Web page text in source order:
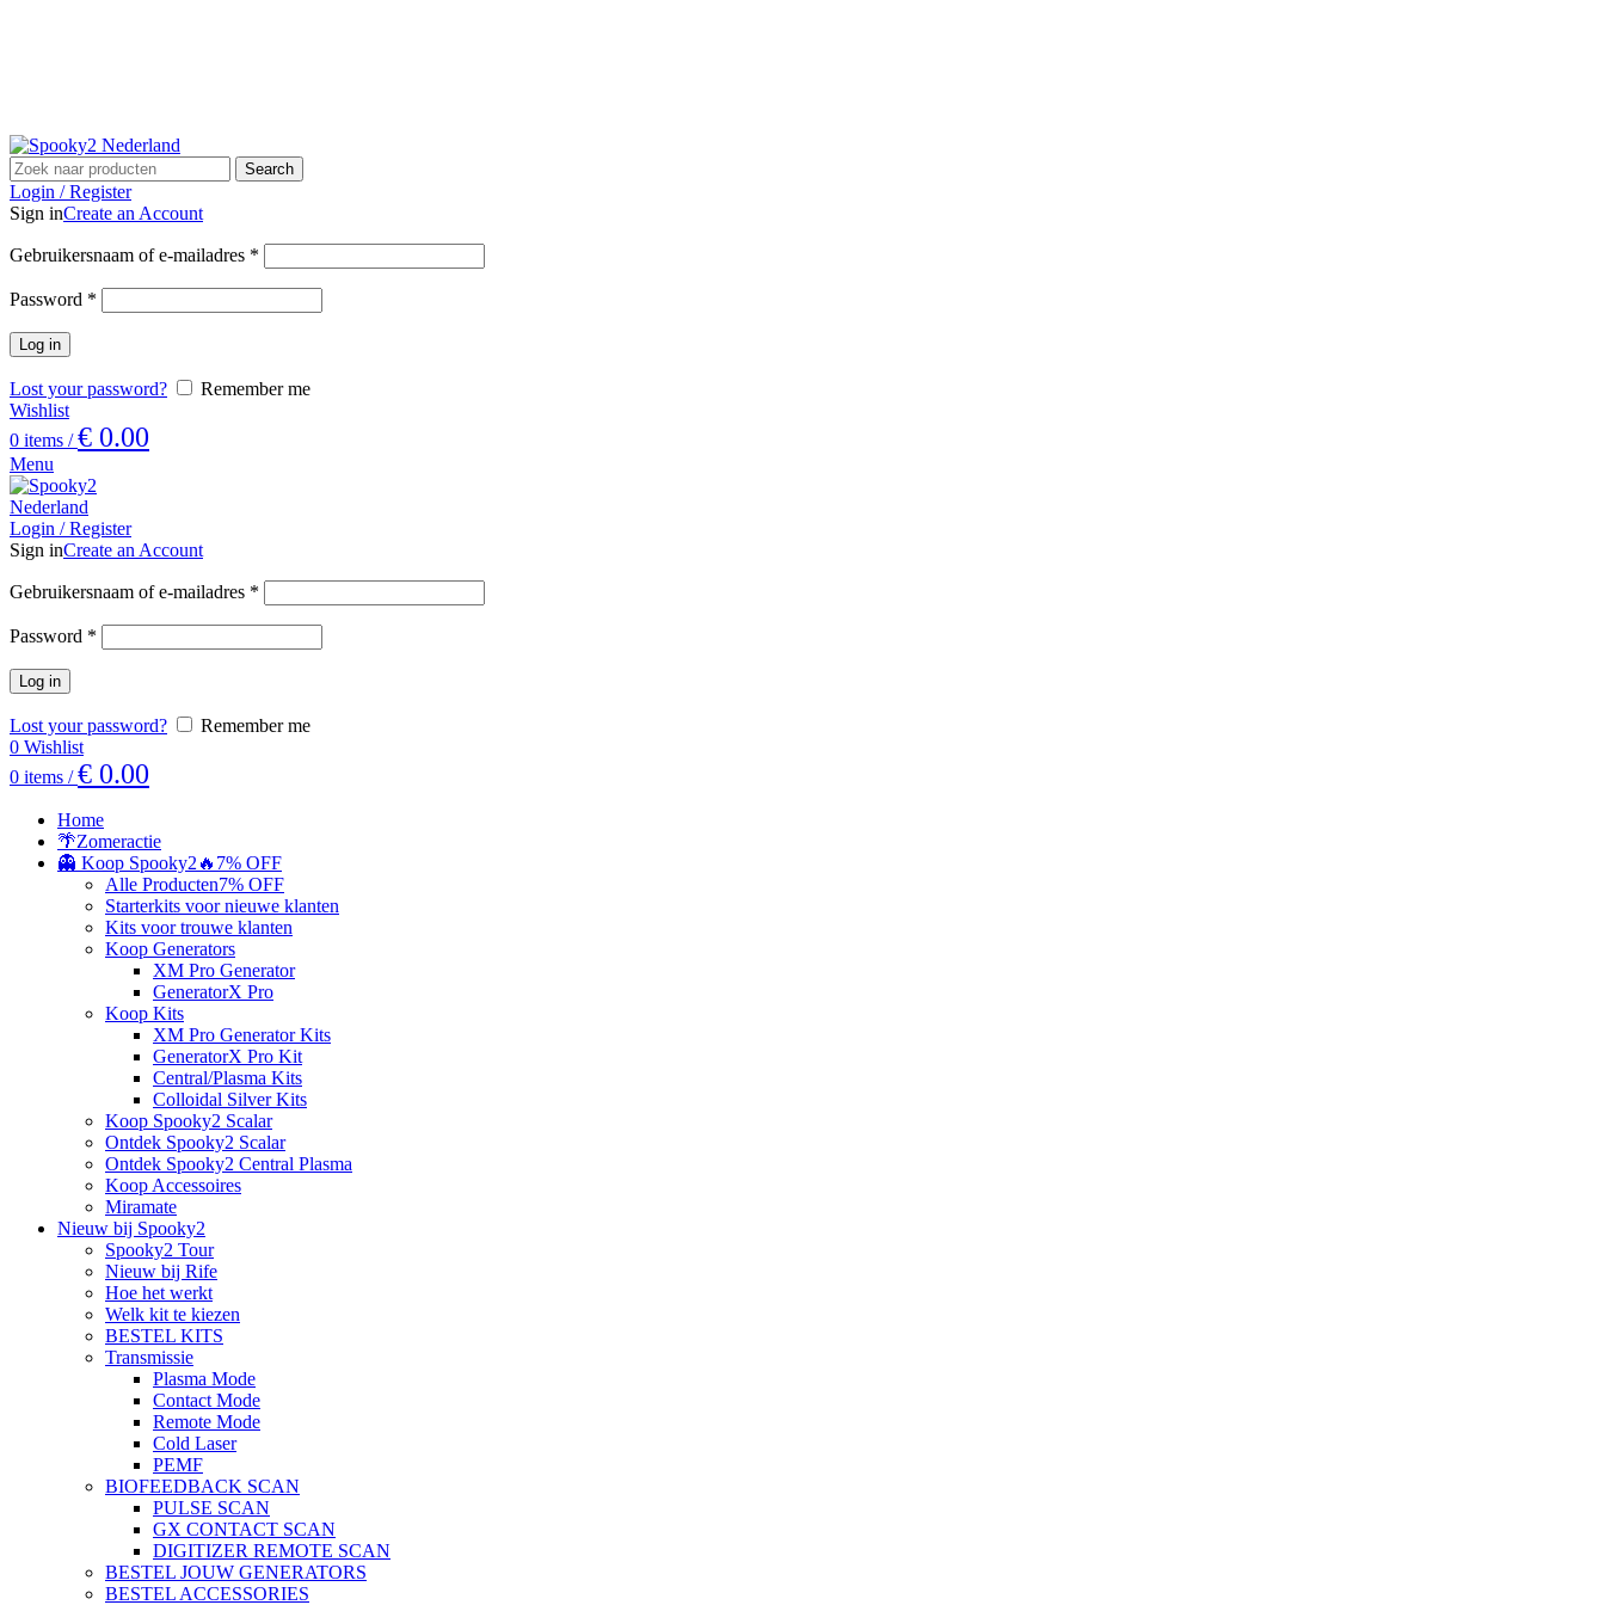
Search
Login / Register
Sign inCreate an Account
Gebruikersnaam of e-mailadres *
Password *
Log in
Lost your password?
Remember me
Wishlist
0 items / € 0.00
Menu
Login / Register
Sign inCreate an Account
Gebruikersnaam of e-mailadres *
Password *
Log in
Lost your password?
Remember me
0 Wishlist
0 items / € 0.00
Home
🌴Zomeractie
👻 Koop Spooky2🔥7% OFF
Alle Producten7% OFF
Starterkits voor nieuwe klanten
Kits voor trouwe klanten
Koop Generators
XM Pro Generator
GeneratorX Pro
Koop Kits
XM Pro Generator Kits
GeneratorX Pro Kit
Central/Plasma Kits
Colloidal Silver Kits
Koop Spooky2 Scalar
Ontdek Spooky2 Scalar
Ontdek Spooky2 Central Plasma
Koop Accessoires
Miramate
Nieuw bij Spooky2
Spooky2 Tour
Nieuw bij Rife
Hoe het werkt
Welk kit te kiezen
BESTEL KITS
Transmissie
Plasma Mode
Contact Mode
Remote Mode
Cold Laser
PEMF
BIOFEEDBACK SCAN
PULSE SCAN
GX CONTACT SCAN
DIGITIZER REMOTE SCAN
BESTEL JOUW GENERATORS
BESTEL ACCESSORIES